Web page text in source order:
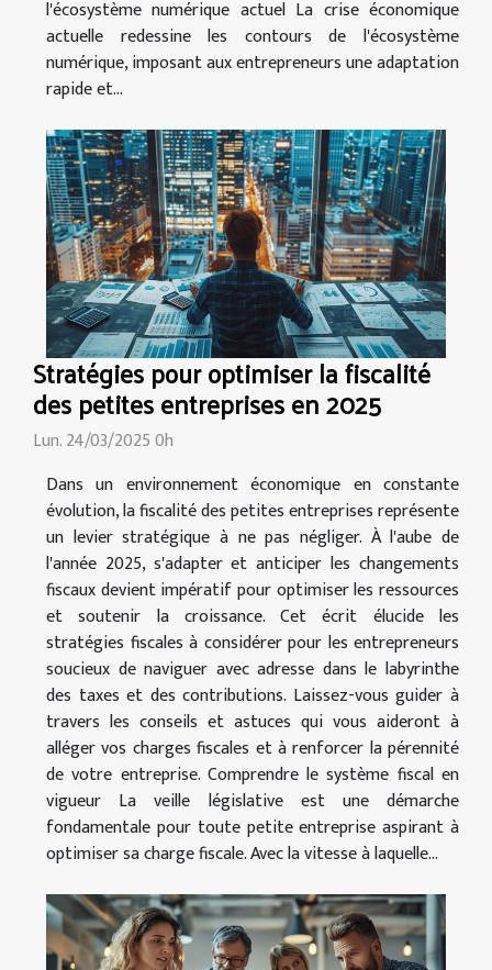
l'écosystème numérique actuel La crise économique
actuelle redessine les contours de l'écosystème
numérique, imposant aux entrepreneurs une adaptation
rapide et...
Stratégies pour optimiser la fiscalité
des petites entreprises en 2025
Lun. 24/03/2025 0h
Dans un environnement économique en constante
évolution, la fiscalité des petites entreprises représente
un levier stratégique à ne pas négliger. À l'aube de
l'année 2025, s'adapter et anticiper les changements
fiscaux devient impératif pour optimiser les ressources
et soutenir la croissance. Cet écrit élucide les
stratégies fiscales à considérer pour les entrepreneurs
soucieux de naviguer avec adresse dans le labyrinthe
des taxes et des contributions. Laissez-vous guider à
travers les conseils et astuces qui vous aideront à
alléger vos charges fiscales et à renforcer la pérennité
de votre entreprise. Comprendre le système fiscal en
vigueur La veille législative est une démarche
fondamentale pour toute petite entreprise aspirant à
optimiser sa charge fiscale. Avec la vitesse à laquelle...